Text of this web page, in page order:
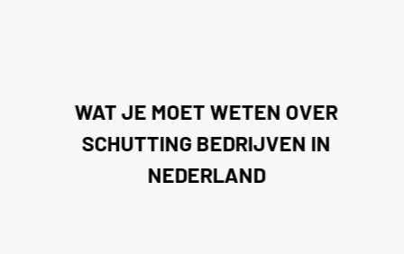
WAT JE MOET WETEN OVER
SCHUTTING BEDRIJVEN IN
NEDERLAND